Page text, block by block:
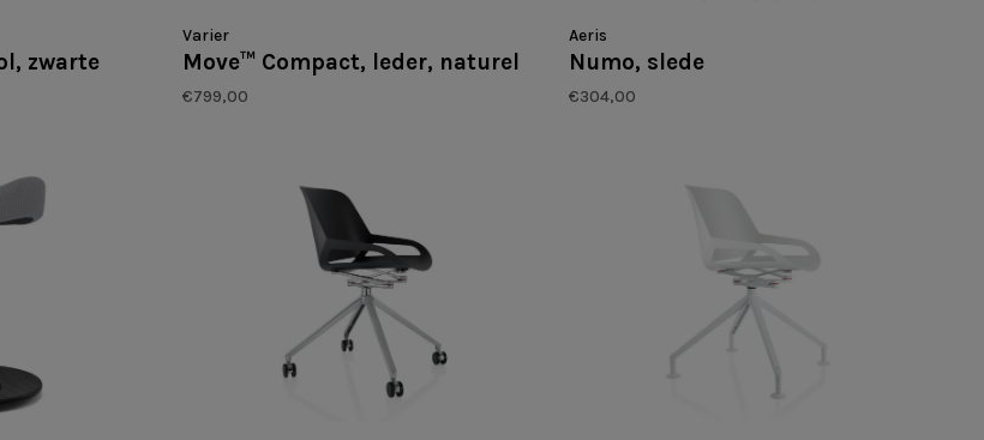
zwarte
Varier
Move™ Compact, leder, naturel
€799,00
Aeris
Numo, slede
€304,00